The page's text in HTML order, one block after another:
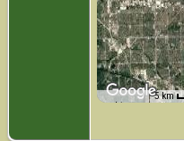
Données cartographiques
5 km